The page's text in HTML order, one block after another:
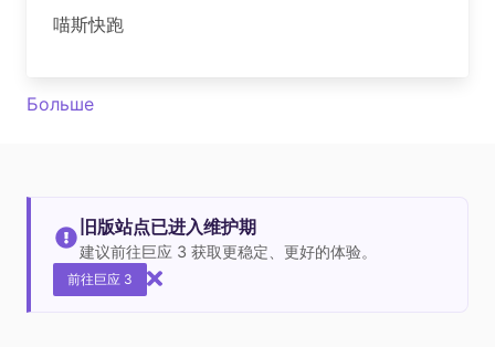
喵斯快跑
Больше
旧版站点已进入维护期
建议前往巨应 3 获取更稳定、更好的体验。
前往巨应 3